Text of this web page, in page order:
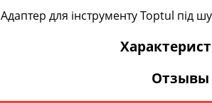
Адаптер для інструменту Toptul під
Отзывы